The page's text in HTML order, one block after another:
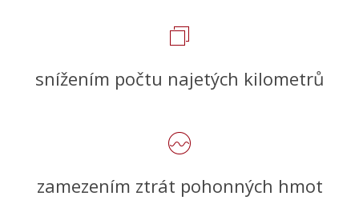
snížením počtu najetých kilometrů
zamezením ztrát pohonných hmot